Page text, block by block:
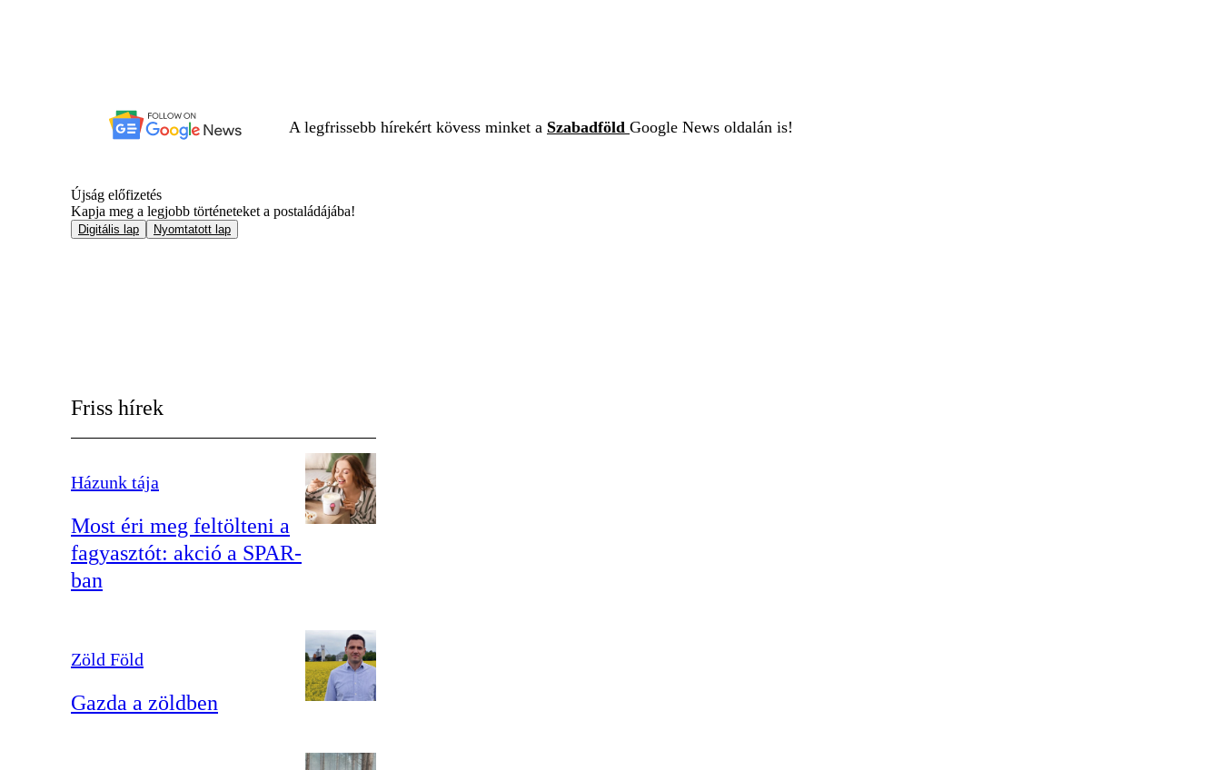
A legfrissebb hírekért kövess minket a Szabadföld Google News oldalán is!
Újság előfizetés
Kapja meg a legjobb történeteket a postaládájába!
Digitális lap Nyomtatott lap
Friss hírek
Házunk tája
Most éri meg feltölteni a
fagyasztót: akció a SPAR-
ban
Zöld Föld
Gazda a zöldben